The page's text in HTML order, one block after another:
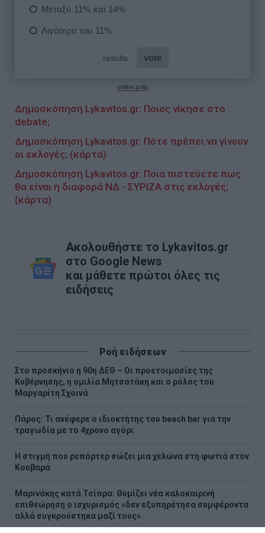
online polls
Δημοσκόπηση Lykavitos.gr: Ποιος νίκησε στο
debate;
Δημοσκόπηση Lykavitos.gr: Πότε πρέπει να γίνουν
οι εκλογές; (κάρτα)
Δημοσκόπηση Lykavitos.gr: Ποια πιστεύετε πως
θα είναι η διαφορά ΝΔ - ΣΥΡΙΖΑ στις εκλογές;
(κάρτα)
Ακολουθήστε το Lykavitos.gr
στο Google News
και μάθετε πρώτοι όλες τις
ειδήσεις
Ροή ειδήσεων
Στο προσκήνιο η 90η ΔΕΘ – Οι προετοιμασίες της
Κυβέρνησης, η ομιλία Μητσοτάκη και ο ρόλος του
Μαργαρίτη Σχοινά
Πάρος: Τι ανέφερε ο ιδιοκτήτης του beach bar για την
τραγωδία με το 4χρονο αγόρι
Η στιγμή που ρεπόρτερ σώζει μια χελώνα στη φωτιά στον
Κουβαρά
Μαρινάκης κατά Τσίπρα: Θυμίζει νέα καλοκαιρινή
επιθεώρηση ο ισχυρισμός «δεν εξυπηρέτησα συμφέροντα
αλλά συγκρούστηκα μαζί τους»